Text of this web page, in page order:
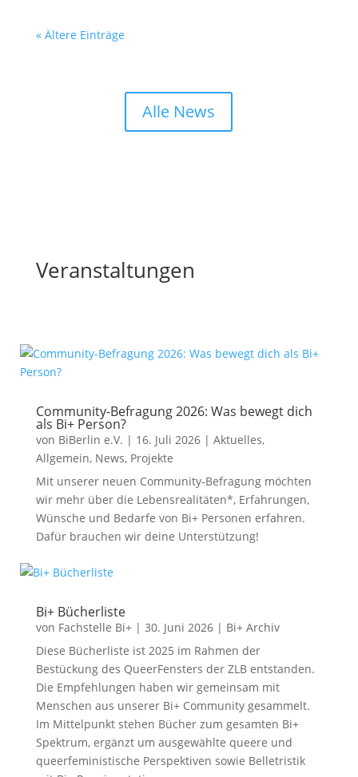
« Ältere Einträge
Alle News
Veranstaltungen
Community-Befragung 2026: Was bewegt dich
als Bi+ Person?
von BiBerlin e.V. | 16. Juli 2026| Aktuelles,
Allgemein, News, Projekte
Mit unserer neuen Community-Befragung möchten
wir mehr über die Lebensrealitäten*, Erfahrungen,
Wünsche und Bedarfe von Bi+ Personen erfahren.
Dafür brauchen wir deine Unterstützung!
Bi+ Bücherliste
von Fachstelle Bi+| 30. Juni 2026| Bi+ Archiv
Diese Bücherliste ist 2025 im Rahmen der
Bestückung des QueerFensters der ZLB entstanden.
Die Empfehlungen haben wir gemeinsam mit
Menschen aus unserer Bi+ Community gesammelt.
Im Mittelpunkt stehen Bücher zum gesamten Bi+
Spektrum, ergänzt um ausgewählte queere und
queerfeministische Perspektiven sowie Belletristik